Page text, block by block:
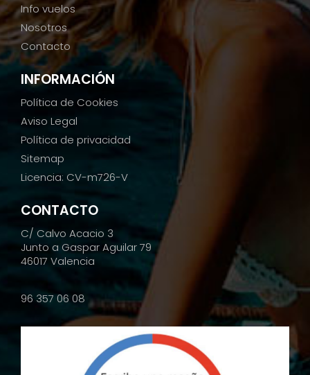
Info vuelos
Nosotros
Contacto
INFORMACIÓN
Política de Cookies
Aviso Legal
Política de privacidad
Sitemap
Licencia: CV-m726-V
CONTACTO
C/ Calvo Acacio 3
Junto a Gaspar Aguilar 79
46017 Valencia
96 357 06 08